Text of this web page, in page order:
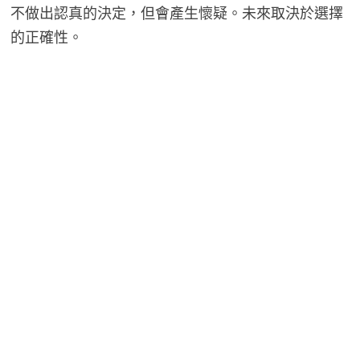
不做出認真的決定，但會產生懷疑。未來取決於選擇
的正確性。